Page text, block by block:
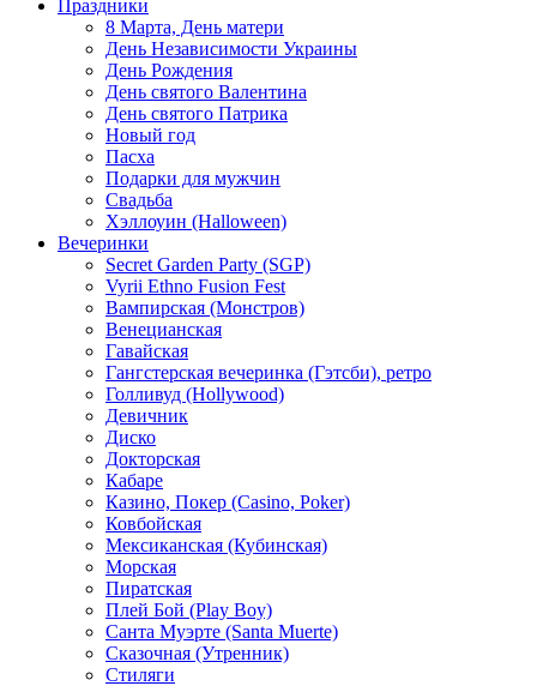
Праздники
8 Марта, День матери
День Независимости Украины
День Рождения
День святого Валентина
День святого Патрика
Новый год
Пасха
Подарки для мужчин
Свадьба
Хэллоуин (Halloween)
Вечеринки
Secret Garden Party (SGP)
Vyrii Ethno Fusion Fest
Вампирская (Монстров)
Венецианская
Гавайская
Гангстерская вечеринка (Гэтсби), ретро
Голливуд (Hollywood)
Девичник
Диско
Докторская
Кабаре
Казино, Покер (Casino, Poker)
Ковбойская
Мексиканская (Кубинская)
Морская
Пиратская
Плей Бой (Play Boy)
Санта Муэрте (Santa Muerte)
Сказочная (Утренник)
Стиляги